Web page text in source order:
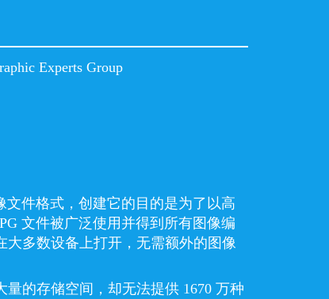
Experts Group
文件格式，创建它的目的是为了以高
文件被广泛使用并得到所有图像编
大多数设备上打开，无需额外的图像
的存储空间，却无法提供 1670 万种